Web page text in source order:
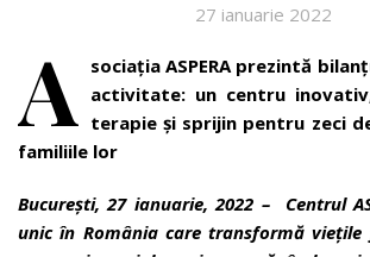
27 ianuarie 2022
A
sociația ASPERA prezintă
activitate: un centru
terapie și sprijin pentru zeci
familiile lor
București, 27 ianuarie, 2022 – Centrul
unic în România care transformă